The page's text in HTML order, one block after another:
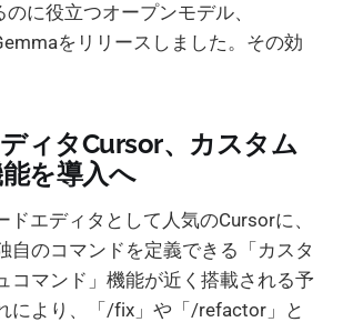
に役立つオープンモデル、
をリリースしました。その効
ィタCursor、カスタム
を導入へ
ドエディタとして人気のCursorに、
自のコマンドを定義できる「カスタ
コマンド」機能が近く搭載される予
により、「/fix」や「/refactor」と